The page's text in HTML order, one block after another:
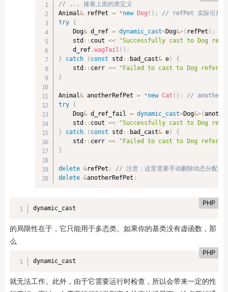
// ... 接着上面的类定义
Animal& refPet = *new Dog ( ) ;
// refPet 实际引用一
try
{
    Dog
& d_ref = dynamic_cast<Dog&>( refPet ) ;
    std
:: cout <<
"Successfully cast to Dog
    d_ref
.wagTail ( ) ;
}
catch ( const std :: bad_cast& e)
{
    std
:: cerr <<
"Failed to cast to Dog
}
Animal& anotherRefPet = *new Cat ( ) ;
//
try
{
    Dog
& d_ref_fail = dynamic_cast<Dog&>(
    std
:: cout <<
"Successfully cast to Dog
}
catch ( const std :: bad_cast& e)
{
    std
:: cerr <<
"Failed to cast to Dog
}
delete &refPet ;
// 注意：这里需要手动删除动态分配的
delete &anotherRefPet ;
PHP
dynamic_cast
的局限性在于，它只能用于多态类。如果你的基类没有虚函数，那
么
PHP
dynamic_cast
就无法工作。此外，由于它需要运行时检查，所以会带来一定的性